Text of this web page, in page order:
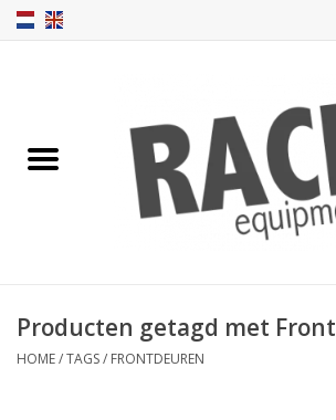
Blindplaten
Frontdeuren
Producten getagd met
HOME/TAGS/ FRONTDEUREN